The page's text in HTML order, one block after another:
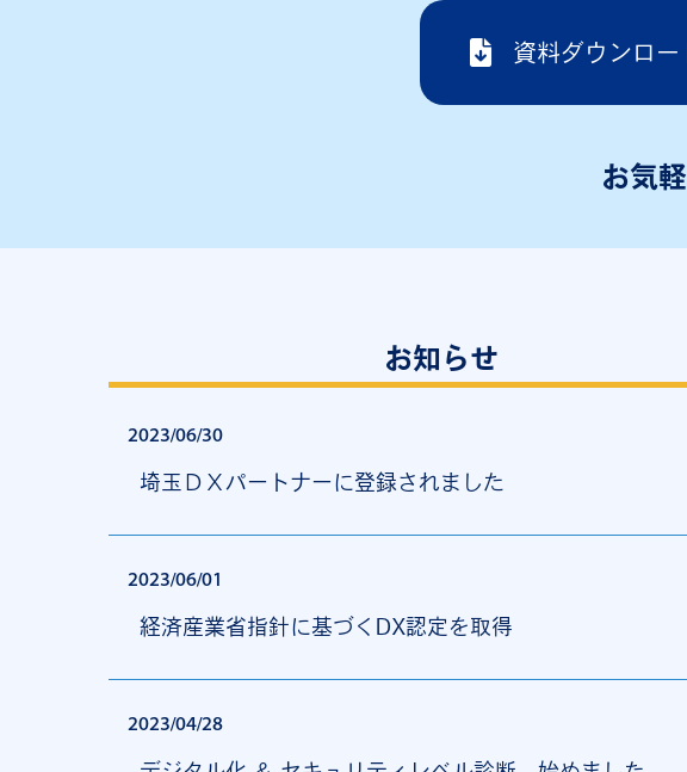
資料ダウンロー
お気
お知らせ
2023/06/30
埼玉ＤＸパートナーに登録されました
2023/06/01
経済産業省指針に基づくDX認定を取得
2023/04/28